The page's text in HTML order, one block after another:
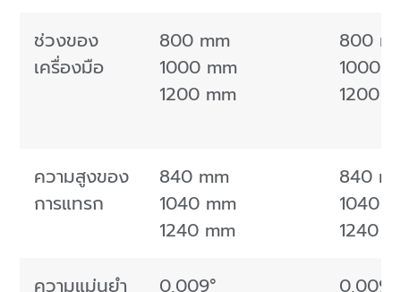
ช่วงของ
เครื่องมือ
800 mm
1000 mm
1200 mm
800
1000
1200
ความสูงของ
การแทรก
840 mm
1040 mm
1240 mm
840
1040
1240
ความแม่นยำ 0,009° 0,009°